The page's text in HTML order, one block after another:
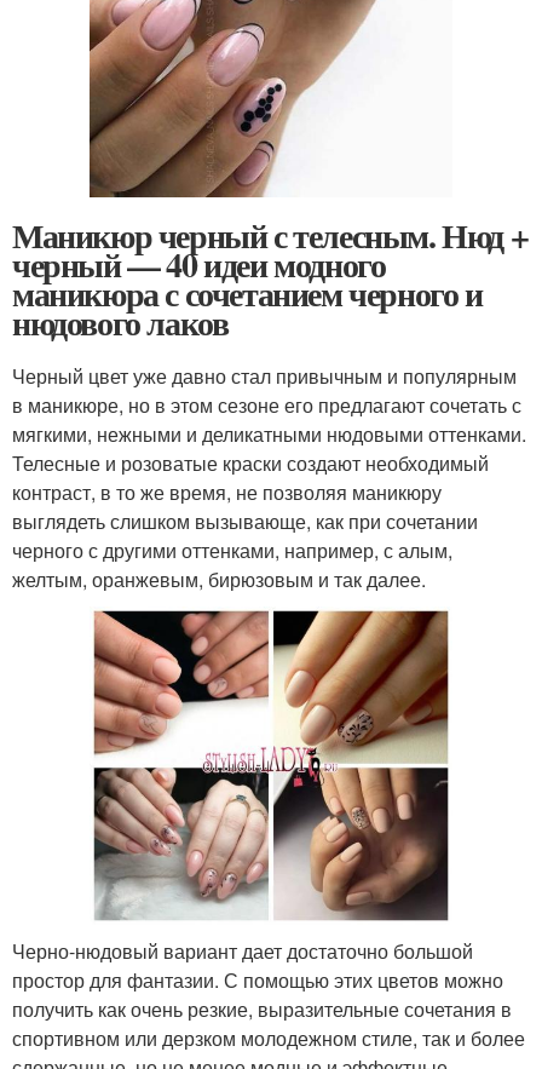
Маникюр черный с телесным. Нюд +
черный — 40 идеи модного
маникюра с сочетанием черного и
нюдового лаков
Черный цвет уже давно стал привычным и популярным
в маникюре, но в этом сезоне его предлагают сочетать с
мягкими, нежными и деликатными нюдовыми оттенками.
Телесные и розоватые краски создают необходимый
контраст, в то же время, не позволяя маникюру
выглядеть слишком вызывающе, как при сочетании
черного с другими оттенками, например, с алым,
желтым, оранжевым, бирюзовым и так далее.
Черно-нюдовый вариант дает достаточно большой
простор для фантазии. С помощью этих цветов можно
получить как очень резкие, выразительные сочетания в
спортивном или дерзком молодежном стиле, так и более